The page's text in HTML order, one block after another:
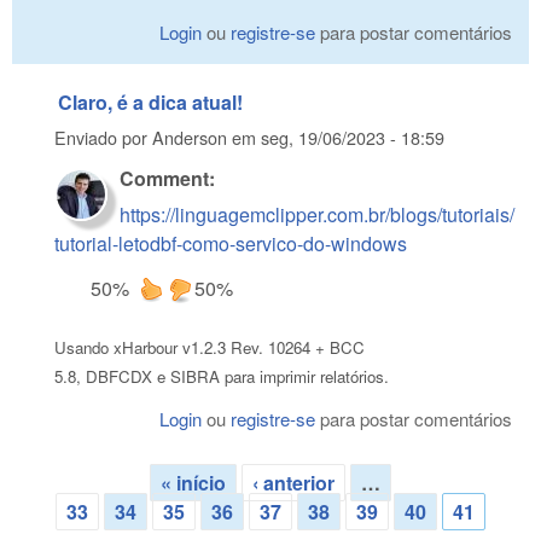
Loginou registre-separa postar comentários
Claro, é a dica atual!
Enviado porAnderson em seg, 19/06/2023 - 18:59
Comment:
https://linguagemclipper.com.br/blogs/tutoriais/
tutorial-letodbf-como-servico-do-windows
50%
50%
Usando xHarbour v1.2.3 Rev. 10264 + BCC
5.8, DBFCDX e SIBRA para imprimir relatórios.
Loginou registre-separa postar comentários
Páginas
« início ‹ anterior
…
33
34 35 36 37 38 39 40 41